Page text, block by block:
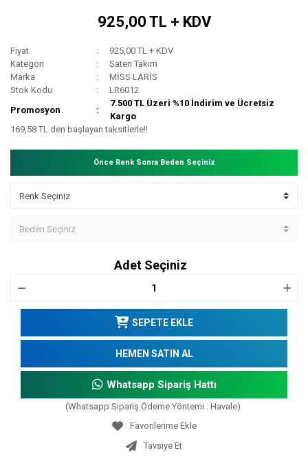
925,00 TL + KDV
Fiyat
925,00 TL + KDV
Kategori
Saten Takım
Marka
MİSS LARİS
Stok Kodu
LR6012
Promosyon
7.500 TL Üzeri %10 İndirim ve Ücretsiz
Kargo
169,58 TL den başlayan taksitlerle!!
Önce Renk Sonra Beden Seçiniz
Adet Seçiniz
SEPETE EKLE
HEMEN SATIN AL
Whatsapp Sipariş Hattı
(Whatsapp Sipariş Ödeme Yöntemi : Havale)
Tavsiye Et